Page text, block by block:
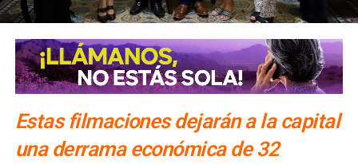
Estas filmaciones dejarán a la capital
una derrama económica de 32